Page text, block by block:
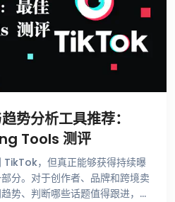
势分析工具推荐：
Tools 测评
TikTok，但真正能够获得持续曝
分。对于创作者、品牌和跨境卖
势、判断哪些话题值得跟进，比